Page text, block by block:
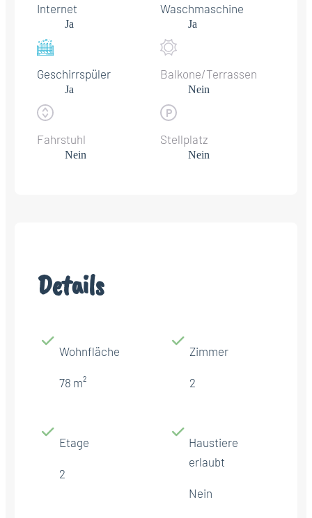
Internet
Ja
Waschmaschine
Ja
Geschirrspüler
Ja
Balkone/Terrassen
Nein
Fahrstuhl
Nein
Stellplatz
Nein
Details
Wohnfläche
78 m²
Zimmer
2
Etage
2
Haustiere
erlaubt
Nein